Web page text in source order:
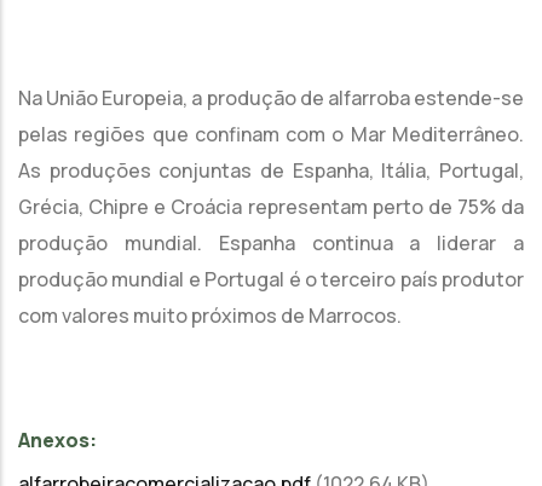
Na União Europeia, a produção de alfarroba estende-se
pelas regiões que confinam com o Mar Mediterrâneo.
As produções conjuntas de Espanha, Itália, Portugal,
Grécia, Chipre e Croácia representam perto de 75% da
produção mundial. Espanha continua a liderar a
produção mundial e Portugal é o terceiro país produtor
com valores muito próximos de Marrocos.
Anexos: